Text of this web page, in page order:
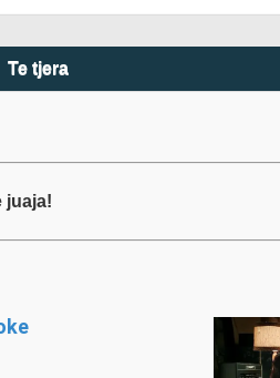
Te tjera
juaja!